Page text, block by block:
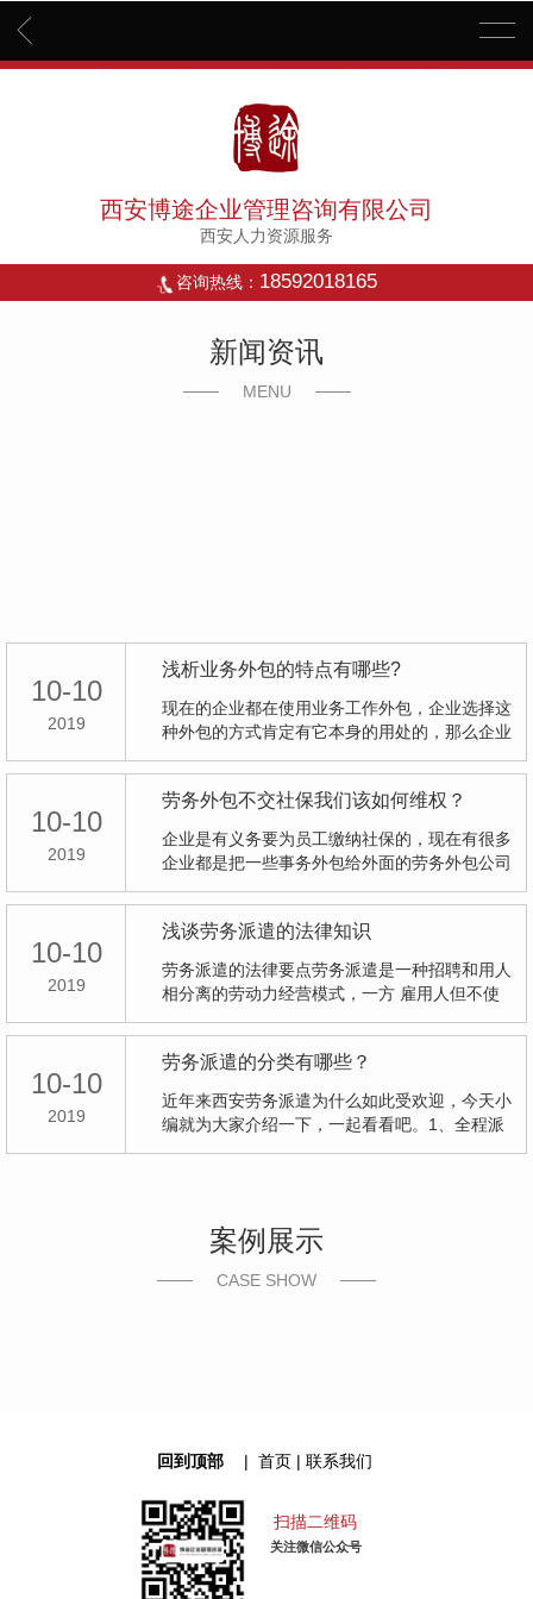
西安博途企业管理咨询有限公司
西安人力资源服务
咨询热线： 18592018165
新闻资讯
MENU
10-10
2019
浅析业务外包的特点有哪些?
现在的企业都在使用业务工作外包，企业选择这
种外包的方式肯定有它本身的用处的，那么企业
使用业务流程外包…
10-10
2019
劳务外包不交社保我们该如何维权？
企业是有义务要为员工缴纳社保的，现在有很多
企业都是把一些事务外包给外面的劳务外包公司
来负责。 下面小…
10-10
2019
浅谈劳务派遣的法律知识
劳务派遣的法律要点劳务派遣是一种招聘和用人
相分离的劳动力经营模式，一方 雇用人但不使
用人，另一方面不…
10-10
2019
劳务派遣的分类有哪些？
近年来西安劳务派遣为什么如此受欢迎，今天小
编就为大家介绍一下，一起看看吧。1、全程派
遣： 用工单位提…
案例展示
CASE SHOW
回到顶部 | 首页 | 联系我们
扫描二维码
关注微信公众号